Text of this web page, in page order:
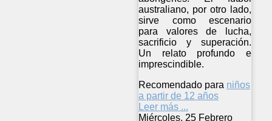
australiano, por otro lado,
sirve como escenario
para valores de lucha,
sacrificio y superación.
Un relato profundo e
imprescindible.
Recomendado para niños
a partir de 12 años
Leer más ...
Miércoles, 25 Febrero